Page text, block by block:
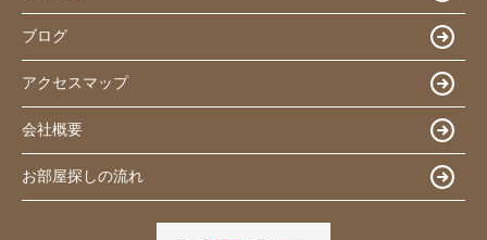
ブログ
アクセスマップ
会社概要
お部屋探しの流れ